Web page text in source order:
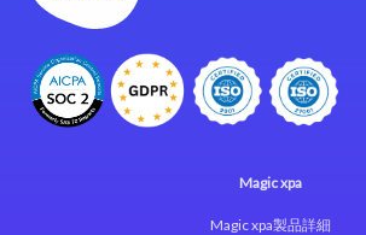
Magic xpa
Magic xpa製品詳細